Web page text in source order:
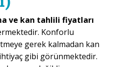
ve kan tahlili fiyatları
Konforlu
gerek kalmadan kan
gibi görünmektedir.